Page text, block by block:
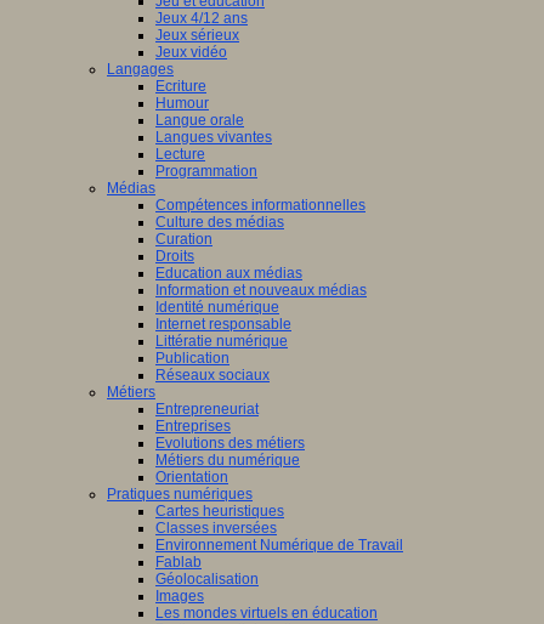
Jeux 4/12 ans
Jeux sérieux
Jeux vidéo
Langages
Ecriture
Humour
Langue orale
Langues vivantes
Lecture
Programmation
Médias
Compétences informationnelles
Culture des médias
Curation
Droits
Education aux médias
Information et nouveaux médias
Identité numérique
Internet responsable
Littératie numérique
Publication
Réseaux sociaux
Métiers
Entrepreneuriat
Entreprises
Evolutions des métiers
Métiers du numérique
Orientation
Pratiques numériques
Cartes heuristiques
Classes inversées
Environnement Numérique de Travail
Fablab
Géolocalisation
Images
Les mondes virtuels en éducation